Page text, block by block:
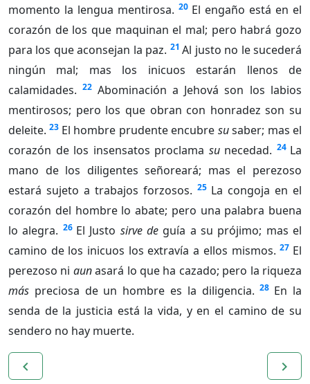
momento la lengua mentirosa. 20 El engaño está en el
corazón de los que maquinan el mal; pero habrá gozo
para los que aconsejan la paz. 21 Al justo no le sucederá
ningún mal; mas los inicuos estarán llenos de
calamidades. 22 Abominación a Jehová son los labios
mentirosos; pero los que obran con honradez son su
deleite. 23 El hombre prudente encubre susaber; mas el
corazón de los insensatos proclama sunecedad. 24 La
mano de los diligentes señoreará; mas el perezoso
estará sujeto a trabajos forzosos. 25 La congoja en el
corazón del hombre lo abate; pero una palabra buena
lo alegra. 26 El Justo sirve de guía a su prójimo; mas el
camino de los inicuos los extravía a ellos mismos. 27 El
perezoso ni aunasará lo que ha cazado; pero la riqueza
más preciosa de un hombre es la diligencia. 28 En la
senda de la justicia está la vida, y en el camino de su
sendero no hay muerte.
navigate_before navigate_next